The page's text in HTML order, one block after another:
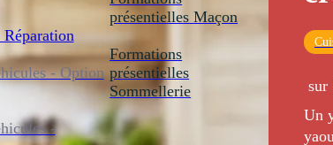
- Option
-
présentielles Maçon
Formations
présentielles
Sommellerie
sur
Un